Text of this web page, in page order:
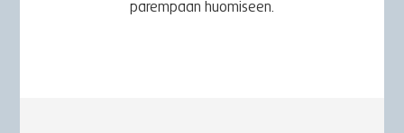
parempaan huomiseen.